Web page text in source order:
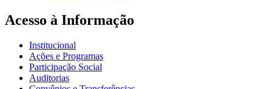
Acesso à Informação
Institucional
Ações e Programas
Participação Social
Auditorias